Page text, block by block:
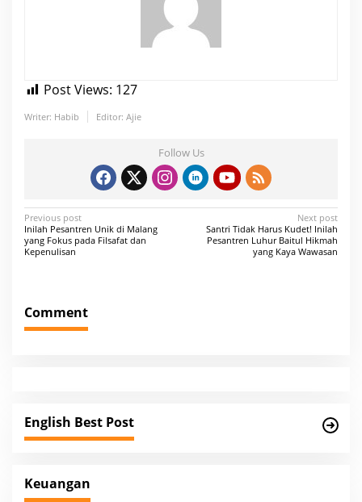
Post Views: 127
Writer: Habib Editor: Ajie
Follow Us
P
o
n
a
a
t
i
o
Previous post
Inilah Pesantren Unik di Malang
yang Fokus pada Filsafat dan
Kepenulisan
Next post
Santri Tidak Harus Kudet! Inilah
Pesantren Luhur Baitul Hikmah
yang Kaya Wawasan
Comment
English Best Post
Keuangan